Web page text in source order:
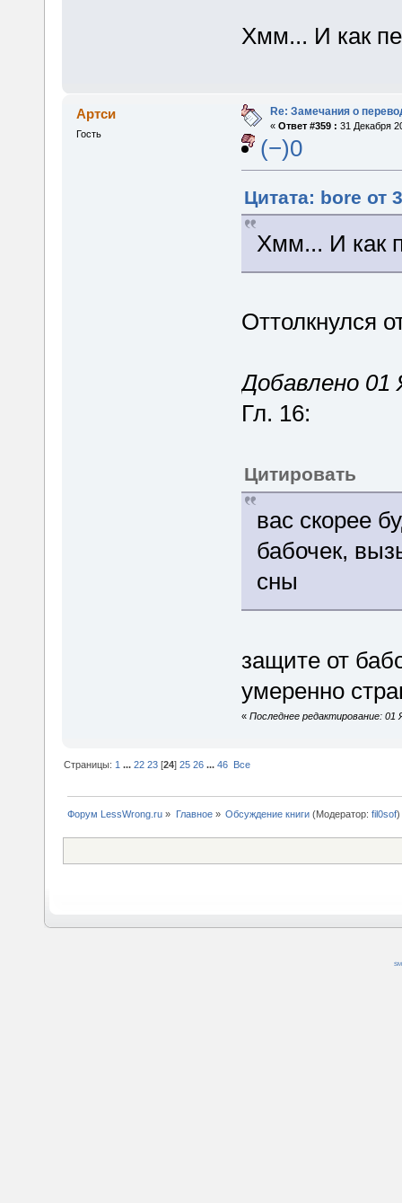
Хмм... И как
Артси
Гость
Re: Замечания о
« Ответ #359 : 31 Декабря
(−)0
Цитата: bore от
Хмм... И как
Оттолкнулся
Добавлено 01
Гл. 16:
Цитировать
вас скорее
бабочек,
сны
защите от
умеренно
« Последнее редактирование:
Страницы: 1 ...22 23 [24]25 26 ...46 Все
Форум LessWrong.ru » Главное» Обсуждение книги(Модератор: fil0sof)